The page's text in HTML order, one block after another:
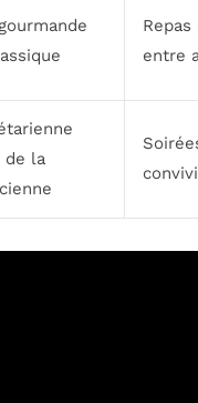
Repas
entre
de la